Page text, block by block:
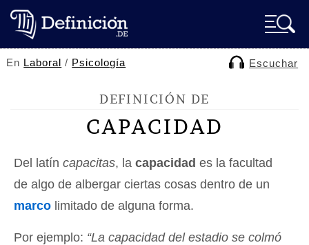
En Laboral / Psicología Escuchar
DEFINICIÓN DE
CAPACIDAD
Del latín capacitas, la capacidad es la facultad
de algo de albergar ciertas cosas dentro de un
marco limitado de alguna forma.
Por ejemplo: “La capacidad del estadio se colmó